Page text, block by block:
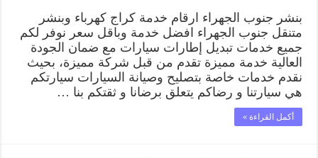
بنشر جنوب الجهراء ارقام خدمة كراج كهرباء وبنشر
متنقل جنوب الجهراء افضل خدمة وباقل سعر نوفر لكم
جميع خدمات تبديل إطارات سيارات مع ضمان الجودة
العالية خدمة مميزة تقدم من قبل شركة مميزة، بحيث
نقدم خدمات خاصة بتصليح وصيانة السيارات سيارتكم
هي سيارتنا و رضاكم يتعلق برضانا و ثقتكم بنا …
أكمل القراءة »